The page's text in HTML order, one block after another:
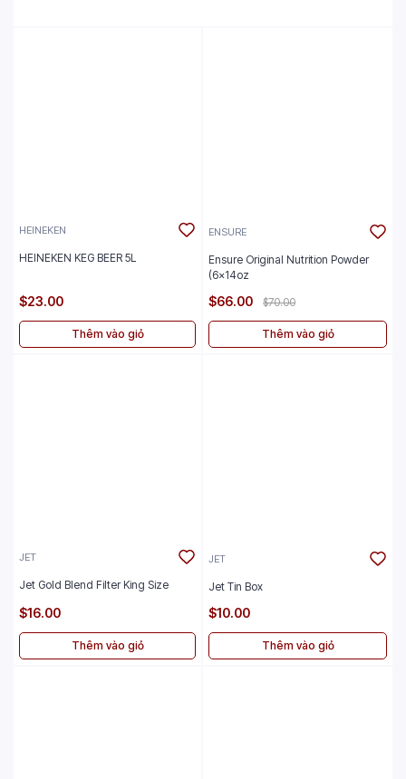
HEINEKEN
HEINEKEN KEG BEER 5L
$23.00
Thêm vào giỏ
ENSURE
Ensure Original Nutrition Powder
(6x14oz
$66.00 $70.00
Thêm vào giỏ
JET
Jet Gold Blend Filter King Size
$16.00
Thêm vào giỏ
JET
Jet Tin Box
$10.00
Thêm vào giỏ